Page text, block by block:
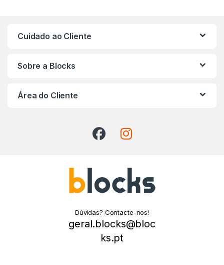
Cuidado ao Cliente
Sobre a Blocks
Área do Cliente
Dúvidas? Contacte-nos!
geral.blocks@bloc
ks.pt